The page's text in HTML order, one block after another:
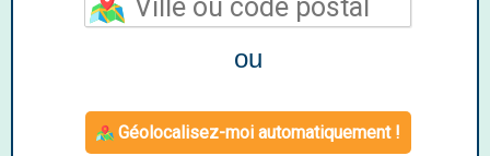
ou
Géolocalisez-moi automatiquement !